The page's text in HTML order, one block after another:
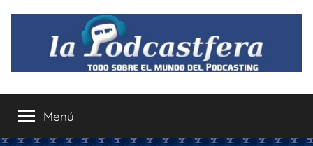
contenido
La
Podcastfera
el
mundo
Menú